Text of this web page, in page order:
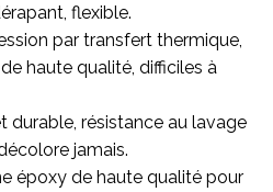
flexible.
par transfert thermique,
haute qualité, difficiles à
durable, résistance au lavage
jamais.
époxy de haute qualité pour